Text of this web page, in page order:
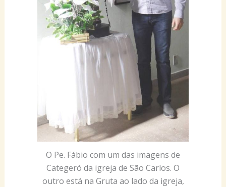
O Pe. Fábio com um das imagens de
Categeró da igreja de São Carlos. O
outro está na Gruta ao lado da igreja,